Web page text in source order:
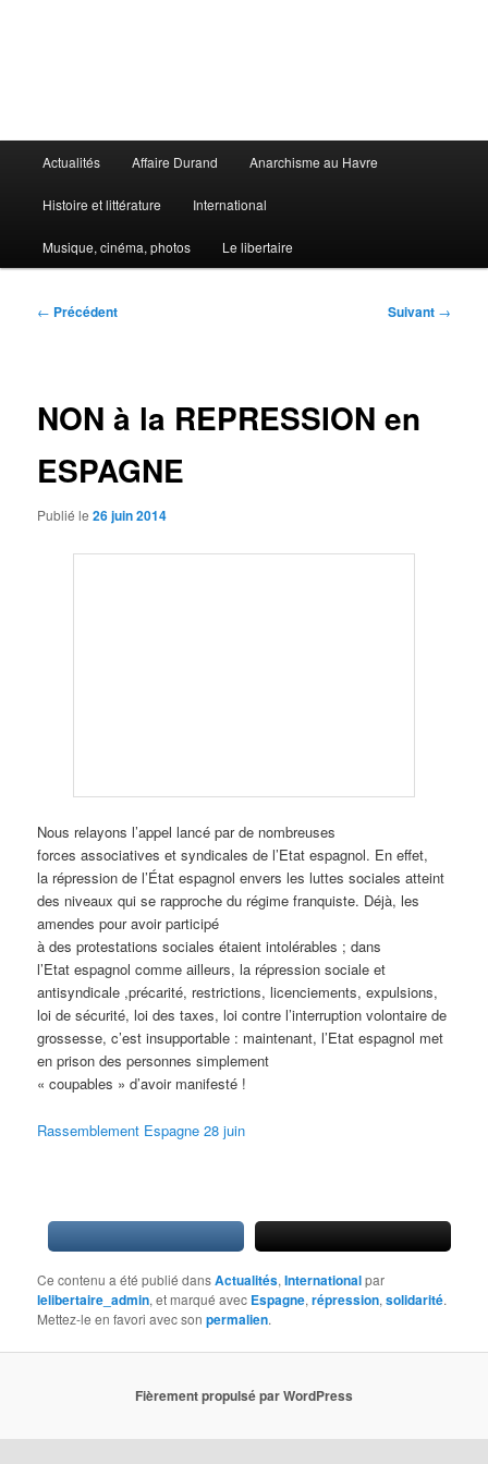
principal
Actualités Affaire Durand Anarchisme au Havre
Histoire et littérature International
Musique, cinéma, photos Le libertaire
Navigation
← Précédent Suivant →
NON à la REPRESSION en
ESPAGNE
Publié le26 juin 2014
Nous relayons l’appel lancé par de nombreuses
forces associatives et syndicales de l’Etat espagnol. En effet,
la répression de l’État espagnol envers les luttes sociales atteint
des niveaux qui se rapproche du régime franquiste. Déjà, les
amendes pour avoir participé
à des protestations sociales étaient intolérables ; dans
l’Etat espagnol comme ailleurs, la répression sociale et
antisyndicale ,précarité, restrictions, licenciements, expulsions,
loi de sécurité, loi des taxes, loi contre l’interruption volontaire de
grossesse, c’est insupportable : maintenant, l’Etat espagnol met
en prison des personnes simplement
« coupables » d’avoir manifesté !
Rassemblement Espagne 28 juin
Ce contenu a été publié dansActualités,Internationalpar
lelibertaire_admin, et marqué avec Espagne,répression,solidarité.
Mettez-le en favori avec sonpermalien.
Fièrement propulsé par WordPress